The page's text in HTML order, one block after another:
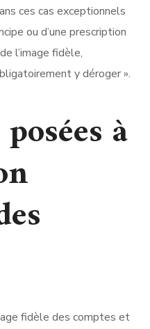
ces cas exceptionnels
ou d’une prescription
l’image fidèle,
y déroger ».
à
fidèle des comptes et